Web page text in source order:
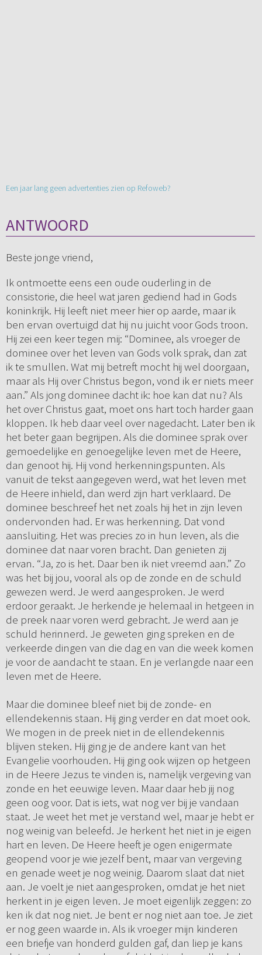
Een jaar lang geen advertenties zien op Refoweb?
ANTWOORD
Beste jonge vriend,
Ik ontmoette eens een oude ouderling in de
consistorie, die heel wat jaren gediend had in Gods
koninkrijk. Hij leeft niet meer hier op aarde, maar ik
ben ervan overtuigd dat hij nu juicht voor Gods troon.
Hij zei een keer tegen mij: “Dominee, als vroeger de
dominee over het leven van Gods volk sprak, dan zat
ik te smullen. Wat mij betreft mocht hij wel doorgaan,
maar als Hij over Christus begon, vond ik er niets meer
aan.” Als jong dominee dacht ik: hoe kan dat nu? Als
het over Christus gaat, moet ons hart toch harder gaan
kloppen. Ik heb daar veel over nagedacht. Later ben ik
het beter gaan begrijpen. Als die dominee sprak over
gemoedelijke en genoegelijke leven met de Heere,
dan genoot hij. Hij vond herkenningspunten. Als
vanuit de tekst aangegeven werd, wat het leven met
de Heere inhield, dan werd zijn hart verklaard. De
dominee beschreef het net zoals hij het in zijn leven
ondervonden had. Er was herkenning. Dat vond
aansluiting. Het was precies zo in hun leven, als die
dominee dat naar voren bracht. Dan genieten zij
ervan. “Ja, zo is het. Daar ben ik niet vreemd aan.” Zo
was het bij jou, vooral als op de zonde en de schuld
gewezen werd. Je werd aangesproken. Je werd
erdoor geraakt. Je herkende je helemaal in hetgeen in
de preek naar voren werd gebracht. Je werd aan je
schuld herinnerd. Je geweten ging spreken en de
verkeerde dingen van die dag en van die week komen
je voor de aandacht te staan. En je verlangde naar een
leven met de Heere.
Maar die dominee bleef niet bij de zonde- en
ellendekennis staan. Hij ging verder en dat moet ook.
We mogen in de preek niet in de ellendekennis
blijven steken. Hij ging je de andere kant van het
Evangelie voorhouden. Hij ging ook wijzen op hetgeen
in de Heere Jezus te vinden is, namelijk vergeving van
zonde en het eeuwige leven. Maar daar heb jij nog
geen oog voor. Dat is iets, wat nog ver bij je vandaan
staat. Je weet het met je verstand wel, maar je hebt er
nog weinig van beleefd. Je herkent het niet in je eigen
hart en leven. De Heere heeft je ogen enigermate
geopend voor je wie jezelf bent, maar van vergeving
en genade weet je nog weinig. Daarom slaat dat niet
aan. Je voelt je niet aangesproken, omdat je het niet
herkent in je eigen leven. Je moet eigenlijk zeggen: zo
ken ik dat nog niet. Je bent er nog niet aan toe. Je ziet
er nog geen waarde in. Als ik vroeger mijn kinderen
een briefje van honderd gulden gaf, dan liep je kans